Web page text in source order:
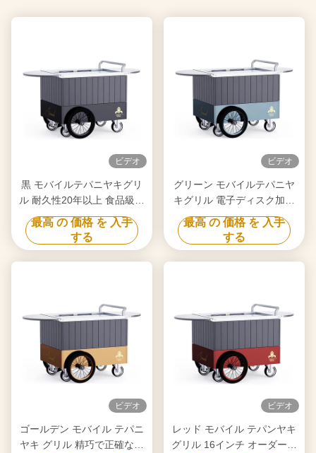
ビデオ
黒 モバイルテパニヤキグリ
ル 耐久性20年以上 食品級板
ヒバチグリルテーブル
最高 の 価格 を 入手
する
ビデオ
グリーン モバイルテパニヤ
キグリル 電子ディスク加熱
自由移動 食品級板 ヒバチグ
リルテーブル
最高 の 価格 を 入手
する
ビデオ
ゴールデン モバイル テパニ
ヤキ グリル 精巧で正確な温
ビデオ
レッド モバイル テパンヤキ
グリル 16インチ オーダーメ